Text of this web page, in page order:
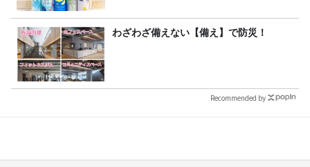
わざわざ備えない【備え】で防災！
Recommended by